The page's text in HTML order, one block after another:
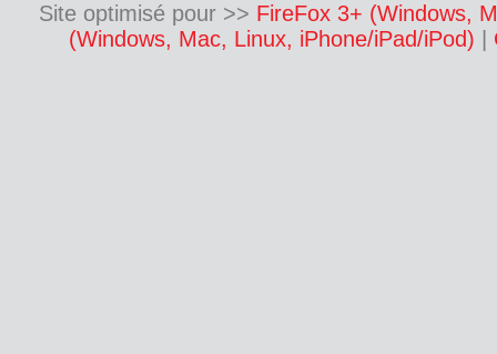
Site optimisé pour >> FireFox 3+ (Windows,
(Windows, Mac, Linux, iPhone/iPad/iPod)